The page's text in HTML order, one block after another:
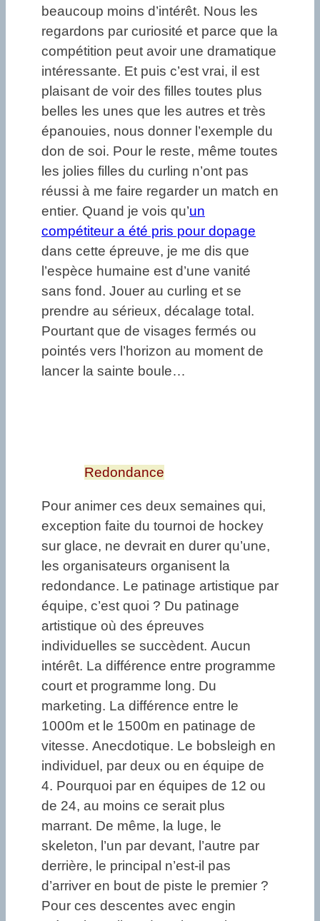
beaucoup moins d’intérêt. Nous les
regardons par curiosité et parce que la
compétition peut avoir une dramatique
intéressante. Et puis c’est vrai, il est
plaisant de voir des filles toutes plus
belles les unes que les autres et très
épanouies, nous donner l’exemple du
don de soi. Pour le reste, même toutes
les jolies filles du curling n’ont pas
réussi à me faire regarder un match en
entier. Quand je vois qu’un
compétiteur a été pris pour dopage
dans cette épreuve, je me dis que
l’espèce humaine est d’une vanité
sans fond. Jouer au curling et se
prendre au sérieux, décalage total.
Pourtant que de visages fermés ou
pointés vers l’horizon au moment de
lancer la sainte boule…
Redondance
Pour animer ces deux semaines qui,
exception faite du tournoi de hockey
sur glace, ne devrait en durer qu’une,
les organisateurs organisent la
redondance. Le patinage artistique par
équipe, c’est quoi ? Du patinage
artistique où des épreuves
individuelles se succèdent. Aucun
intérêt. La différence entre programme
court et programme long. Du
marketing. La différence entre le
1000m et le 1500m en patinage de
vitesse. Anecdotique. Le bobsleigh en
individuel, par deux ou en équipe de
4. Pourquoi par en équipes de 12 ou
de 24, au moins ce serait plus
marrant. De même, la luge, le
skeleton, l’un par devant, l’autre par
derrière, le principal n’est-il pas
d’arriver en bout de piste le premier ?
Pour ces descentes avec engin